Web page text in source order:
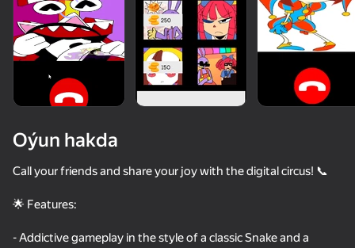
Oýun hakda
Call your friends and share your joy with the digital circus! 📞
🌟 Features:
- Addictive gameplay in the style of a classic Snake and a